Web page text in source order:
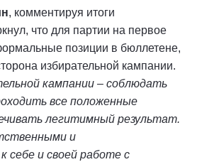
, комментируя итоги
что для партии на первое
позиции в бюллетене,
избирательной кампании.
кампании – соблюдать
все положенные
легитимный результат.
и
себе и своей работе с